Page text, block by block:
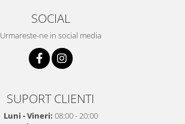
SOCIAL
Urmareste-ne in social media
SUPORT CLIENTI
Luni - Vineri: 08:00 - 20:00